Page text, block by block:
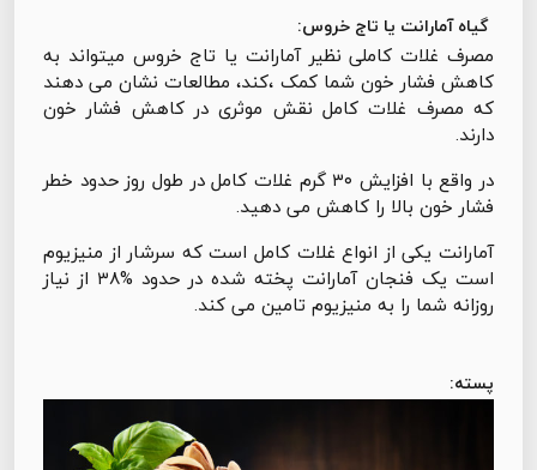
گیاه آمارانت یا تاج خروس:
مصرف غلات کاملی نظیر آمارانت یا تاج خروس میتواند به
کاهش فشار خون شما کمک ،کند، مطالعات نشان می دهند
که مصرف غلات کامل نقش موثری در کاهش فشار خون
دارند.
در واقع با افزایش ۳۰ گرم غلات کامل در طول روز حدود خطر
فشار خون بالا را کاهش می دهید.
آمارانت یکی از انواع غلات کامل است که سرشار از منیزیوم
است یک فنجان آمارانت پخته شده در حدود %۳۸ از نیاز
روزانه شما را به منیزیوم تامین می کند.
پسته: